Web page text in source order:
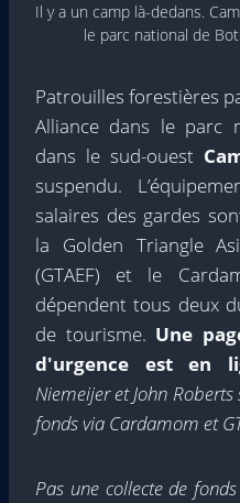
Il y a un camp là-dedans.
le parc national de
Patrouilles forestières
Alliance dans le parc
dans le sud-ouest
suspendu.
salaires des gardes
la Golden Triangle
(GTAEF) et le
dépendent tous deux
de tourisme. Une
d'urgence est en
NiemeijeretJohn Roberts
fonds via Cardamom et
Pas une collecte de